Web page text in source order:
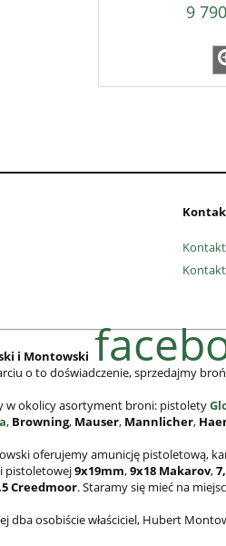
9
Kontakt
i Montowski
o to doświadczenie, sprzedajmy
w okolicy asortyment broni: pistolety
, Browning, Mauser, Mannlicher,
oferujemy amunicję pistoletową,
pistoletowej9x19mm,9x18 Makarov,
Creedmoor. Staramy się mieć na
dba osobiście właściciel, Hubert